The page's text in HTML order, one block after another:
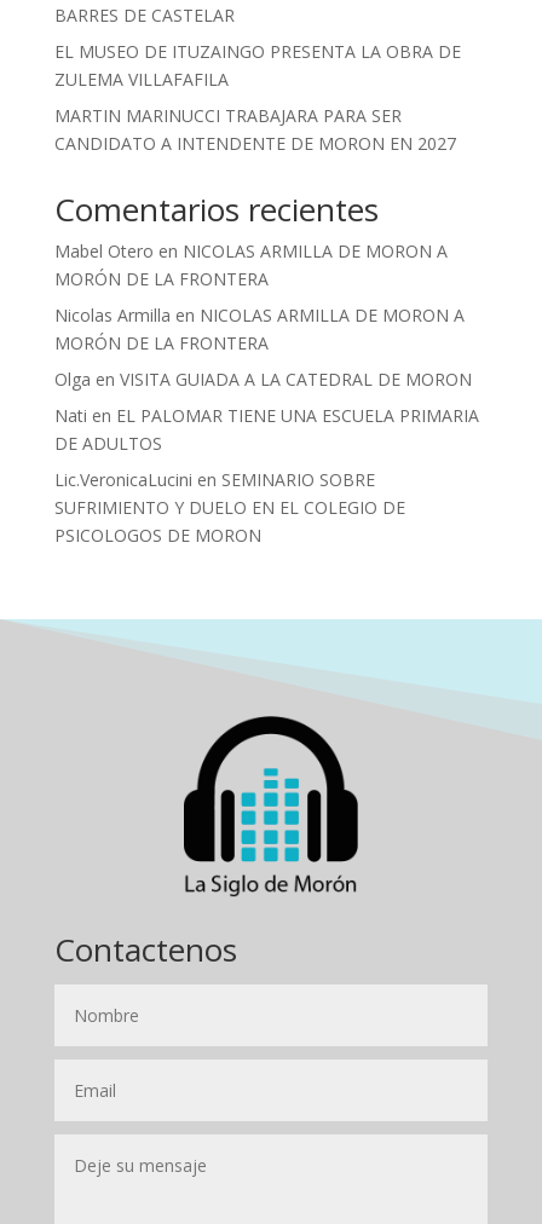
BARRES DE CASTELAR
EL MUSEO DE ITUZAINGO PRESENTA LA OBRA DE
ZULEMA VILLAFAFILA
MARTIN MARINUCCI TRABAJARA PARA SER
CANDIDATO A INTENDENTE DE MORON EN 2027
Comentarios recientes
Mabel Otero en NICOLAS ARMILLA DE MORON A
MORÓN DE LA FRONTERA
Nicolas Armilla en NICOLAS ARMILLA DE MORON A
MORÓN DE LA FRONTERA
Olga en VISITA GUIADA A LA CATEDRAL DE MORON
Nati en EL PALOMAR TIENE UNA ESCUELA PRIMARIA
DE ADULTOS
Lic.VeronicaLucini en SEMINARIO SOBRE
SUFRIMIENTO Y DUELO EN EL COLEGIO DE
PSICOLOGOS DE MORON
Contactenos